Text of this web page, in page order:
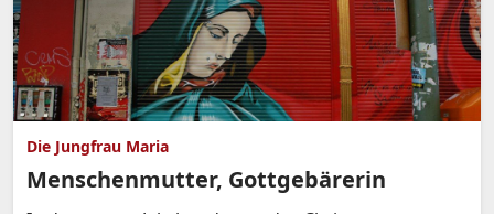
Die Jungfrau Maria
Menschenmutter, Gottgebärerin